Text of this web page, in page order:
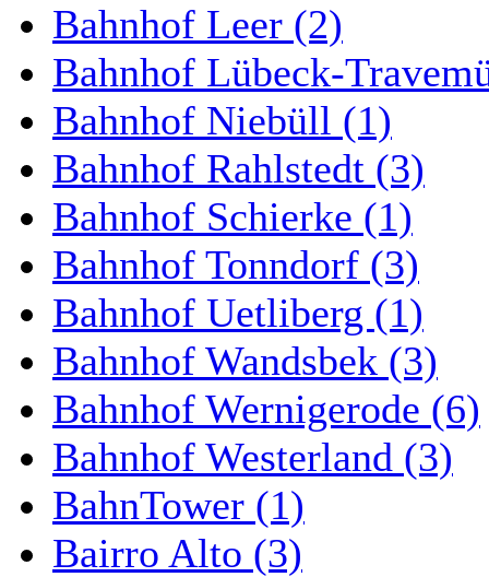
Bahnhof Leer (2)
Bahnhof Lübeck-
Bahnhof Niebüll (1)
Bahnhof Rahlstedt (3)
Bahnhof Schierke (1)
Bahnhof Tonndorf (3)
Bahnhof Uetliberg (1)
Bahnhof Wandsbek (3)
Bahnhof Wernigerode (6)
Bahnhof Westerland (3)
BahnTower (1)
Bairro Alto (3)